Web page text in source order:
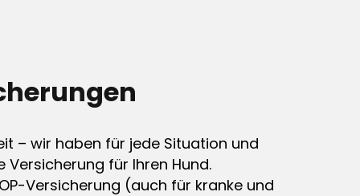
– wir haben für jede Situation und
Versicherung für Ihren Hund.
Versicherung (auch für kranke und